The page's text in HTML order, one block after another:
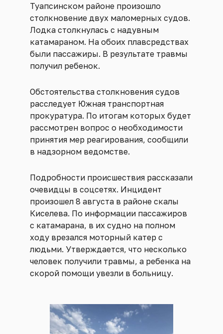
Туапсинском районе произошло
столкновение двух маломерных судов.
Лодка столкнулась с надувным
катамараном. На обоих плавсредствах
были пассажиры. В результате травмы
получил ребенок.
Обстоятельства столкновения судов
расследует Южная транспортная
прокуратура. По итогам которых будет
рассмотрен вопрос о необходимости
принятия мер реагирования, сообщили
в надзорном ведомстве.
Подробности происшествия рассказали
очевидцы в соцсетях. Инцидент
произошел 8 августа в районе скалы
Киселева. По информации пассажиров
с катамарана, в их судно на полном
ходу врезался моторный катер с
людьми. Утверждается, что несколько
человек получили травмы, а ребенка на
скорой помощи увезли в больницу.